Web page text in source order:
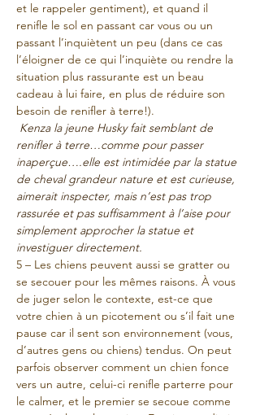
et le rappeler gentiment), et quand il
renifle le sol en passant car vous ou un
passant l’inquiètent un peu (dans ce cas
l’éloigner de ce qui l’inquiète ou rendre la
situation plus rassurante est un beau
cadeau à lui faire, en plus de réduire son
besoin de renifler à terre!).
Kenza la jeune Husky fait semblant de
renifler à terre…comme pour passer
inaperçue….elle est intimidée par la statue
de cheval grandeur nature et est curieuse,
aimerait inspecter, mais n’est pas trop
rassurée et pas suffisamment à l’aise pour
simplement approcher la statue et
investiguer directement.
5 – Les chiens peuvent aussi se gratter ou
se secouer pour les mêmes raisons. À vous
de juger selon le contexte, est-ce que
votre chien à un picotement ou s’il fait une
pause car il sent son environnement (vous,
d’autres gens ou chiens) tendus. On peut
parfois observer comment un chien fonce
vers un autre, celui-ci renifle parterre pour
le calmer, et le premier se secoue comme